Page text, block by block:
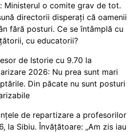
Ministerul o comite grav de tot.
directorii disperați că oamenii
fără posturi. Ce se întâmplă cu
cu educatorii?
de Istorie cu 9.70 la
2026: Nu prea sunt mari
Din păcate nu sunt posturi
de repartizare a profesorilor
la Sibiu. Învățătoare: „Am zis iau